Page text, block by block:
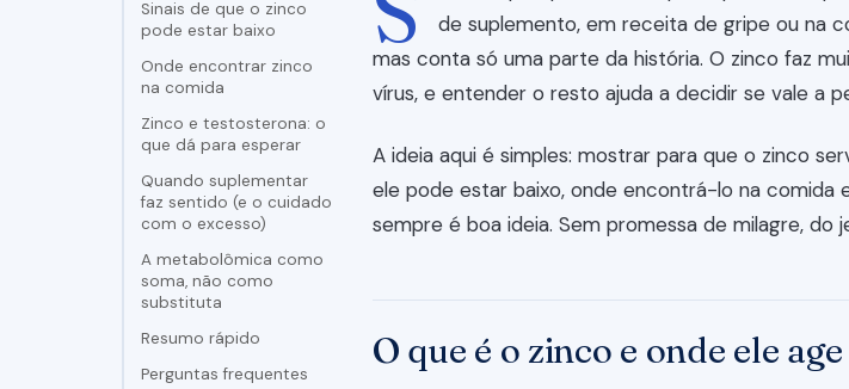
Sinais de que o zinco
pode estar baixo
Onde encontrar zinco
na comida
Zinco e testosterona: o
que dá para esperar
Quando suplementar
faz sentido (e o cuidado
com o excesso)
A metabolômica como
soma, não como
substituta
Resumo rápido
Perguntas frequentes
de suplemento, em receita de gripe ou na
mas conta só uma parte da história. O zinco faz
vírus, e entender o resto ajuda a decidir se vale a
A ideia aqui é simples: mostrar para que o zinco
ele pode estar baixo, onde encontrá-lo na
sempre é boa ideia. Sem promessa de milagre, do
O que é o zinco e onde ele age